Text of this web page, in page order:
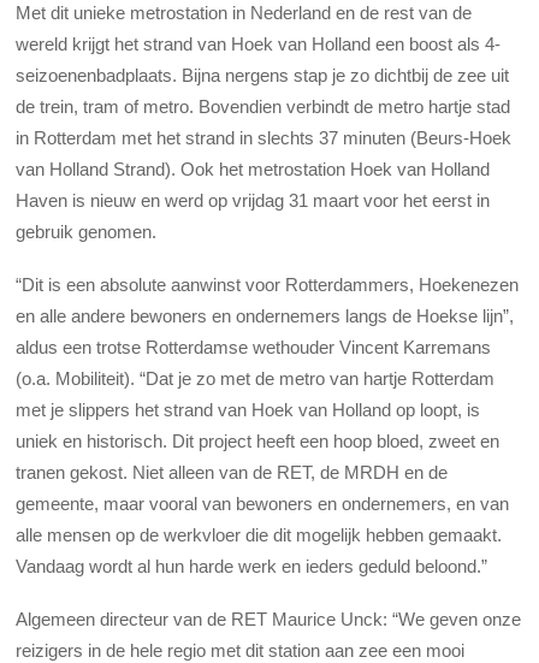
Met dit unieke metrostation in Nederland en de rest van de
wereld krijgt het strand van Hoek van Holland een boost als 4-
seizoenenbadplaats. Bijna nergens stap je zo dichtbij de zee uit
de trein, tram of metro. Bovendien verbindt de metro hartje stad
in Rotterdam met het strand in slechts 37 minuten (Beurs-Hoek
van Holland Strand). Ook het metrostation Hoek van Holland
Haven is nieuw en werd op vrijdag 31 maart voor het eerst in
gebruik genomen.
“Dit is een absolute aanwinst voor Rotterdammers, Hoekenezen
en alle andere bewoners en ondernemers langs de Hoekse lijn”,
aldus een trotse Rotterdamse wethouder Vincent Karremans
(o.a. Mobiliteit). “Dat je zo met de metro van hartje Rotterdam
met je slippers het strand van Hoek van Holland op loopt, is
uniek en historisch. Dit project heeft een hoop bloed, zweet en
tranen gekost. Niet alleen van de RET, de MRDH en de
gemeente, maar vooral van bewoners en ondernemers, en van
alle mensen op de werkvloer die dit mogelijk hebben gemaakt.
Vandaag wordt al hun harde werk en ieders geduld beloond.”
Algemeen directeur van de RET Maurice Unck: “We geven onze
reizigers in de hele regio met dit station aan zee een mooi